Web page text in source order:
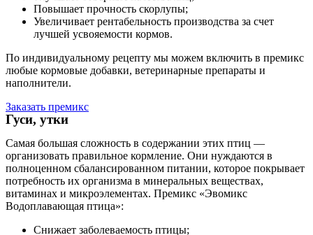
Повышает прочность скорлупы;
Увеличивает рентабельность производства за счет
лучшей усвояемости кормов.
По индивидуальному рецепту мы можем включить в премикс
любые кормовые добавки, ветеринарные препараты и
наполнители.
Заказать премикс
Гуси, утки
Самая большая сложность в содержании этих птиц —
организовать правильное кормление. Они нуждаются в
полноценном сбалансированном питании, которое покрывает
потребность их организма в минеральных веществах,
витаминах и микроэлементах. Премикс «Эвомикс
Водоплавающая птица»:
Снижает заболеваемость птицы;